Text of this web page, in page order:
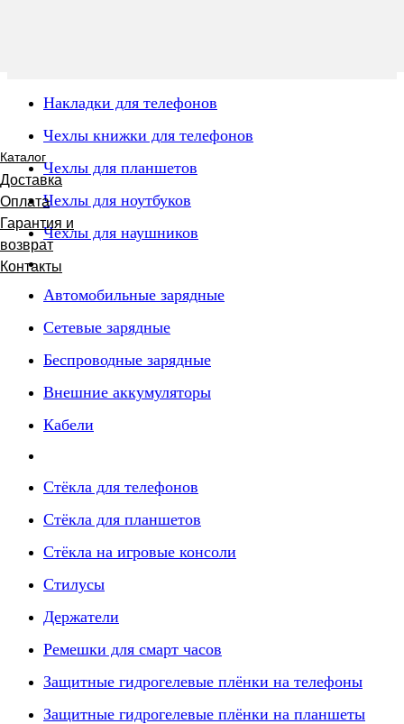
Каталог
Доставка
Оплата
Гарантия и
возврат
Контакты
Накладки для телефонов
Чехлы книжки для телефонов
Чехлы для планшетов
Чехлы для ноутбуков
Чехлы для наушников
Автомобильные зарядные
Сетевые зарядные
Беспроводные зарядные
Внешние аккумуляторы
Кабели
Стёкла для телефонов
Стёкла для планшетов
Стёкла на игровые консоли
Стилусы
Держатели
Ремешки для смарт часов
Защитные гидрогелевые плёнки на телефоны
Защитные гидрогелевые плёнки на планшеты